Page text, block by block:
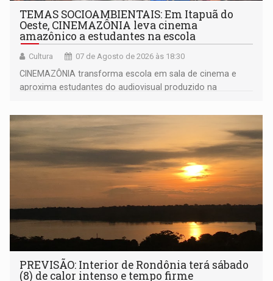
TEMAS SOCIOAMBIENTAIS: Em Itapuã do
Oeste, CINEMAZÔNIA leva cinema
amazônico a estudantes na escola
Cultura 07 de Agosto de 2026 às 18:30
CINEMAZÔNIA transforma escola em sala de cinema e
aproxima estudantes do audiovisual produzido na
PREVISÃO: Interior de Rondônia terá sábado
(8) de calor intenso e tempo firme